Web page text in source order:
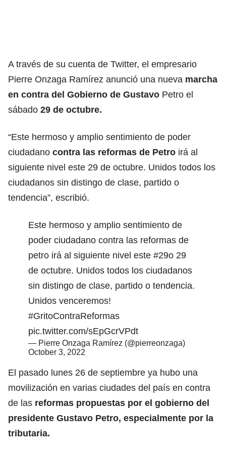
A través de su cuenta de Twitter, el empresario
Pierre Onzaga Ramírez anunció una nueva marcha
en contra del Gobierno de Gustavo Petro el
sábado 29 de octubre.
“Este hermoso y amplio sentimiento de poder
ciudadano contra las reformas de Petro irá al
siguiente nivel este 29 de octubre. Unidos todos los
ciudadanos sin distingo de clase, partido o
tendencia”, escribió.
Este hermoso y amplio sentimiento de
poder ciudadano contra las reformas de
petro irá al siguiente nivel este #29o 29
de octubre. Unidos todos los ciudadanos
sin distingo de clase, partido o tendencia.
Unidos venceremos!
#GritoContraReformas
pic.twitter.com/sEpGcrVPdt
— Pierre Onzaga Ramírez (@pierreonzaga)
October 3, 2022
El pasado lunes 26 de septiembre ya hubo una
movilización en varias ciudades del país en contra
de las reformas propuestas por el gobierno del
presidente Gustavo Petro, especialmente por la
tributaria.